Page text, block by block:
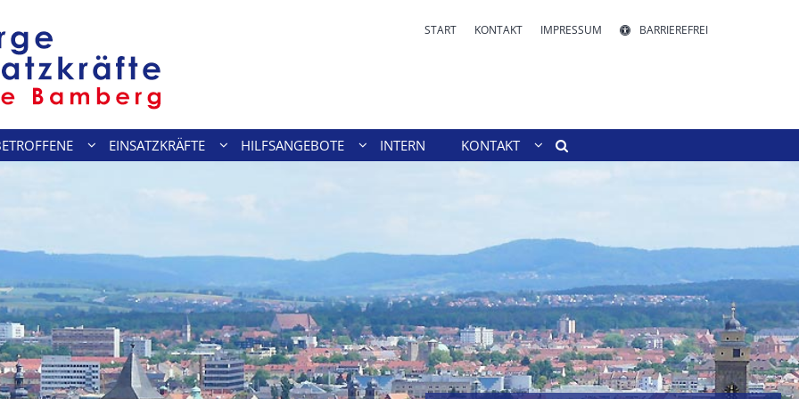
START KONTAKT IMPRESSUM BARRIEREFREI
EINSATZKRÄFTE HILFSANGEBOTE INTERN KONTAKT